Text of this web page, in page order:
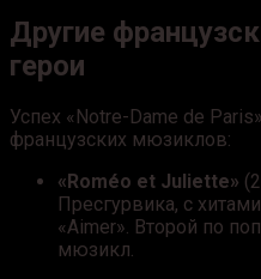
Другие
герои
Успех «Notre-Dame de
французских мюзиклов:
«Roméo et Juliette»
Пресгурвика, с
«Aimer». Второй по
мюзикл.